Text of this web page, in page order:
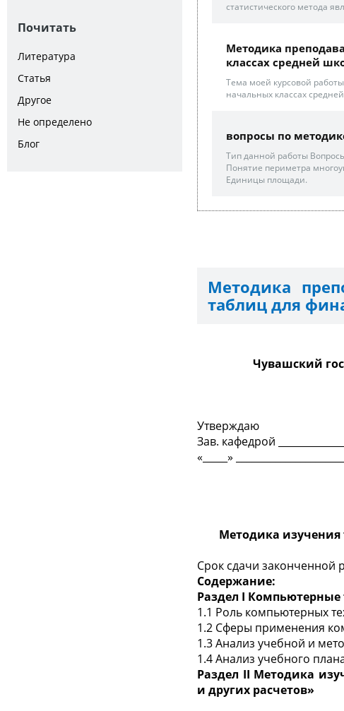
Почитать
Литература
Статья
Другое
Не определено
Блог
статистического метода
Методика
классах средней
Тема моей курсовой
начальных классах
вопросы по
Тип данной работы
Понятие периметра
Единицы площади.
Методика
таблиц для
Чувашский
Утверждаю
Зав. кафедрой
«_____»
Методика
Срок сдачи
Содержание:
Раздел I Компьютерные
1.1 Роль компьютерных
1.2 Сферы применения
1.3 Анализ учебной и
1.4 Анализ учебного
Раздел II Методика
и других расчетов»